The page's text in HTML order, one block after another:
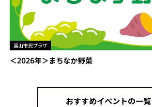
富山市民プラザ
＜2026年＞まちなか野菜
おすすめイベントの一覧